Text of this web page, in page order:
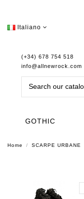
Italiano
(+34) 678 754 518
info@allnewrock.com
GOTHIC
Home SCARPE URBANE